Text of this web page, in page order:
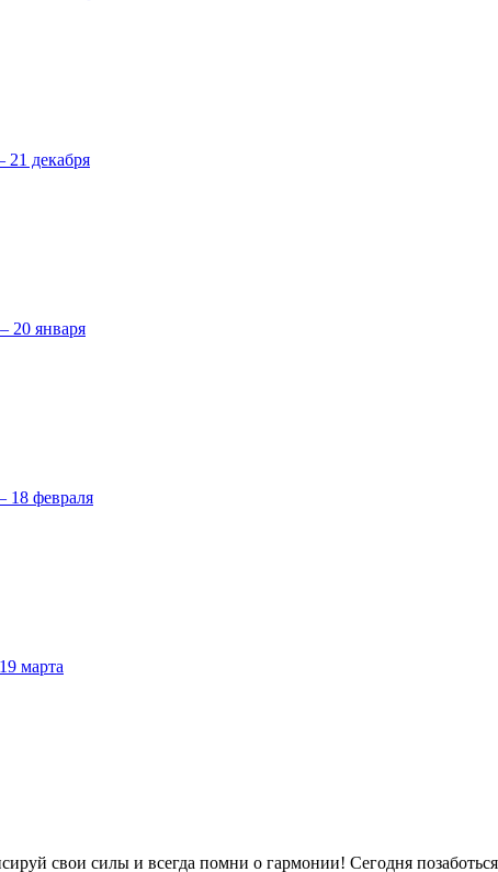
21 декабря
20 января
18 февраля
марта
свои силы и всегда помни о гармонии! Сегодня